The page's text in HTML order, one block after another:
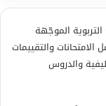
الموجّهة
الامتحانات والتقييمات
والدروس